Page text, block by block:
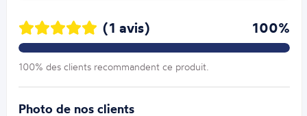
(1 avis) 100%
100% des clients recommandent ce produit.
Photo de nos clients